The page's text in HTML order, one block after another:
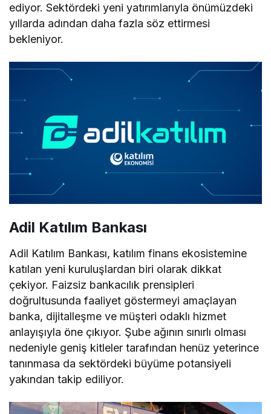
ediyor. Sektördeki yeni yatırımlarıyla önümüzdeki
yıllarda adından daha fazla söz ettirmesi
bekleniyor.
Adil Katılım Bankası
Adil Katılım Bankası, katılım finans ekosistemine
katılan yeni kuruluşlardan biri olarak dikkat
çekiyor. Faizsiz bankacılık prensipleri
doğrultusunda faaliyet göstermeyi amaçlayan
banka, dijitalleşme ve müşteri odaklı hizmet
anlayışıyla öne çıkıyor. Şube ağının sınırlı olması
nedeniyle geniş kitleler tarafından henüz yeterince
tanınmasa da sektördeki büyüme potansiyeli
yakından takip ediliyor.